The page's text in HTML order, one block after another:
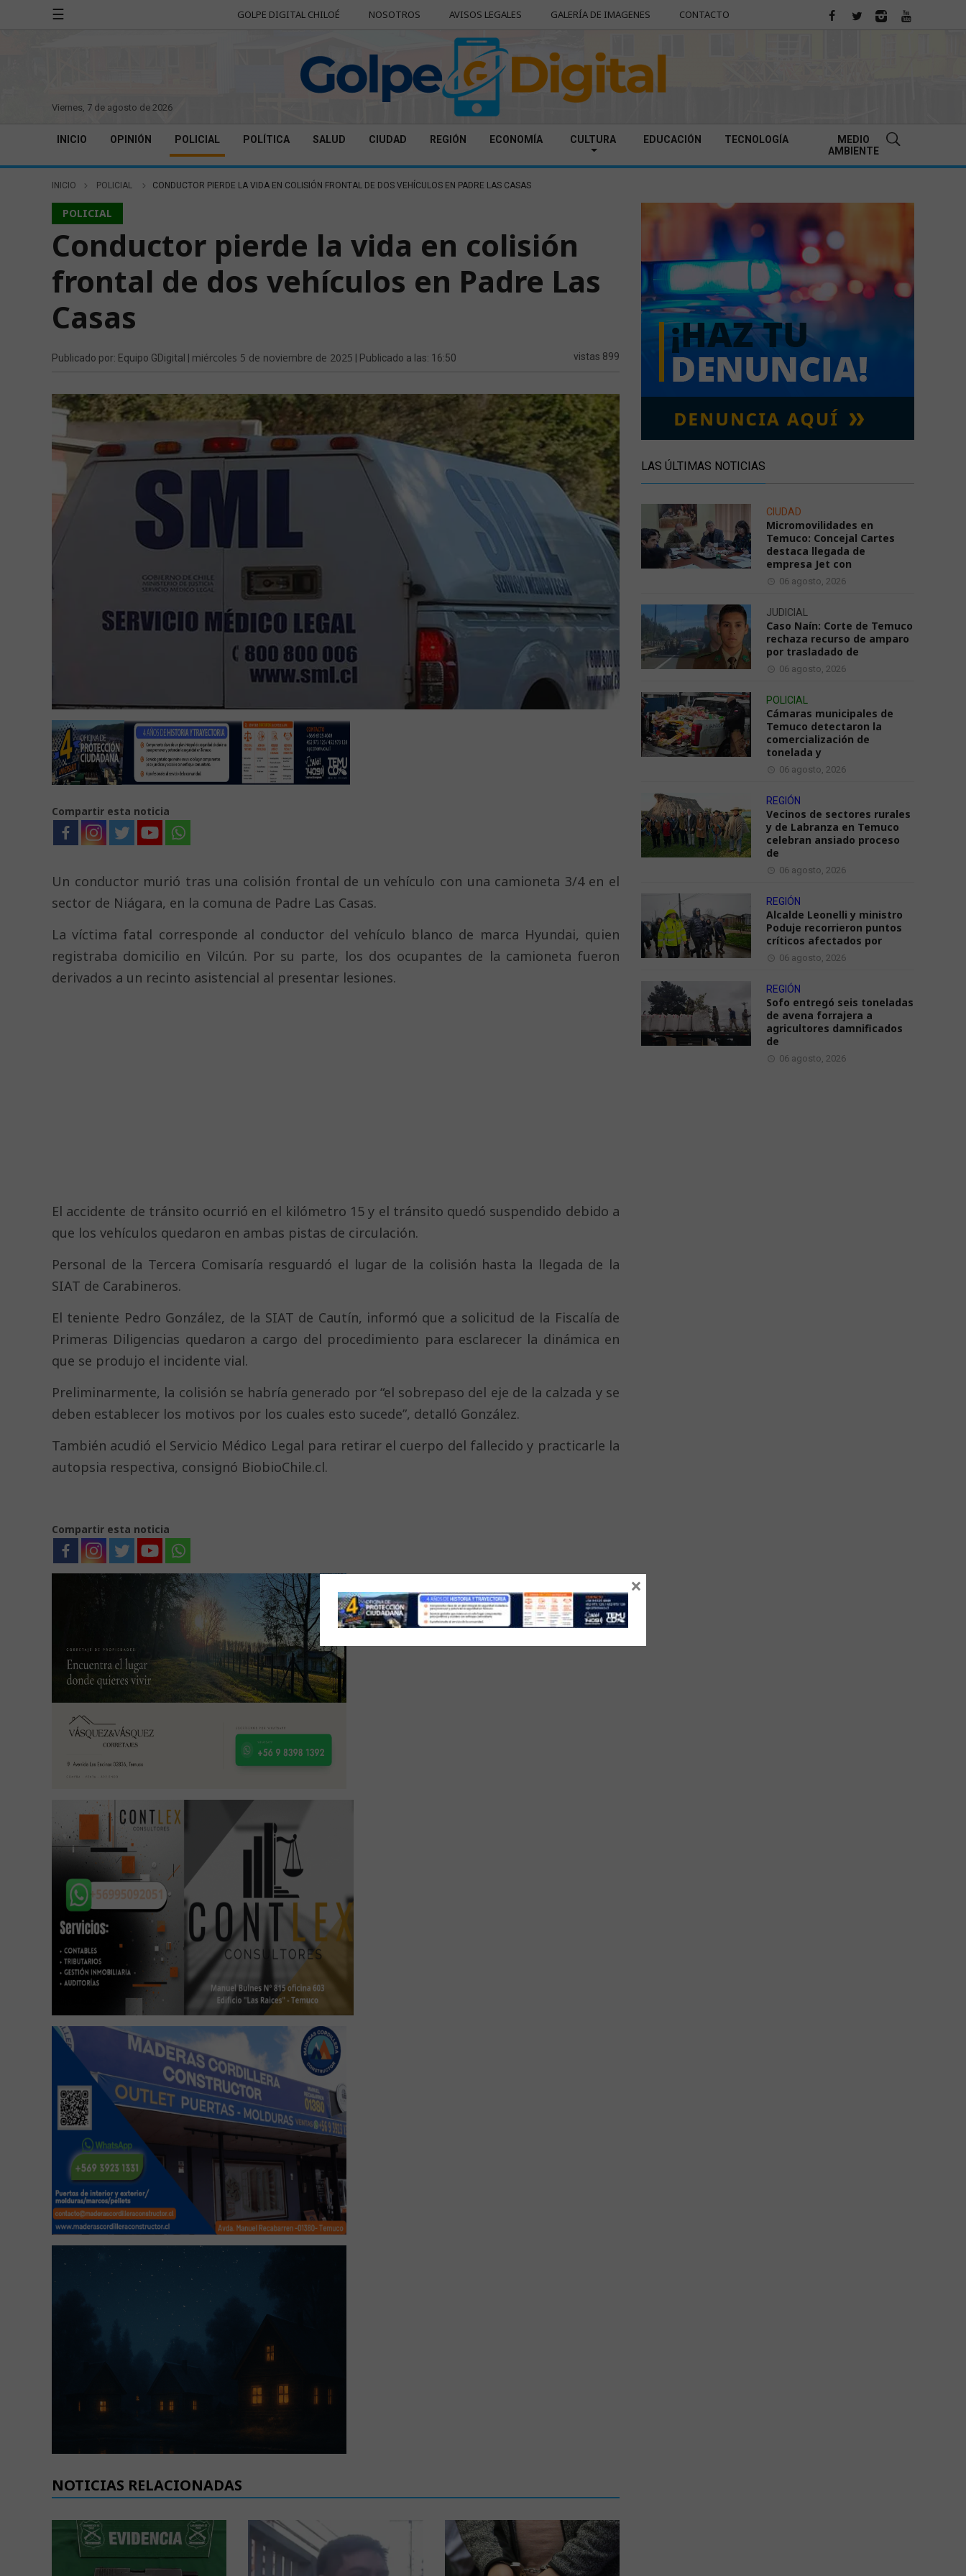
☰ GOLPE DIGITAL CHILOÉ NOSOTROS AVISOS LEGALES GALERÍA DE IMAGENES CONTACTO
viernes, 7 de agosto de 2026
INICIO OPINIÓN POLICIAL POLÍTICA SALUD CIUDAD REGIÓN ECONOMÍA CULTURA EDUCACIÓN TECNOLOGÍA
MEDIO
AMBIENTE
INICIO POLICIAL CONDUCTOR PIERDE LA VIDA EN COLISIÓN FRONTAL DE DOS VEHÍCULOS EN PADRE LAS CASAS
POLICIAL
Conductor pierde la vida en colisión
frontal de dos vehículos en Padre Las
Casas
Publicado por: Equipo GDigital | miércoles 5 de noviembre de 2025 | Publicado a las: 16:50 vistas 899
Compartir esta noticia
Un conductor murió tras una colisión frontal de un vehículo con una camioneta 3/4 en el
sector de Niágara, en la comuna de Padre Las Casas.
La víctima fatal corresponde al conductor del vehículo blanco de marca Hyundai, quien
registraba domicilio en Vilcún. Por su parte, los dos ocupantes de la camioneta fueron
derivados a un recinto asistencial al presentar lesiones.
El accidente de tránsito ocurrió en el kilómetro 15 y el tránsito quedó suspendido debido a
que los vehículos quedaron en ambas pistas de circulación.
Personal de la Tercera Comisaría resguardó el lugar de la colisión hasta la llegada de la
SIAT de Carabineros.
El teniente Pedro González, de la SIAT de Cautín, informó que a solicitud de la Fiscalía de
Primeras Diligencias quedaron a cargo del procedimiento para esclarecer la dinámica en
que se produjo el incidente vial.
Preliminarmente, la colisión se habría generado por “el sobrepaso del eje de la calzada y se
deben establecer los motivos por los cuales esto sucede”, detalló González.
También acudió el Servicio Médico Legal para retirar el cuerpo del fallecido y practicarle la
autopsia respectiva, consignó BiobioChile.cl.
Compartir esta noticia
NOTICIAS RELACIONADAS
LAS ÚLTIMAS NOTICIAS
CIUDAD
Micromovilidades en
Temuco: Concejal Cartes
destaca llegada de
empresa Jet con
06 agosto, 2026
JUDICIAL
Caso Naín: Corte de Temuco
rechaza recurso de amparo
por trasladado de
06 agosto, 2026
POLICIAL
Cámaras municipales de
Temuco detectaron la
comercialización de
tonelada y
06 agosto, 2026
REGIÓN
Vecinos de sectores rurales
y de Labranza en Temuco
celebran ansiado proceso
de
06 agosto, 2026
REGIÓN
Alcalde Leonelli y ministro
Poduje recorrieron puntos
críticos afectados por
06 agosto, 2026
REGIÓN
Sofo entregó seis toneladas
de avena forrajera a
agricultores damnificados
de
06 agosto, 2026
×